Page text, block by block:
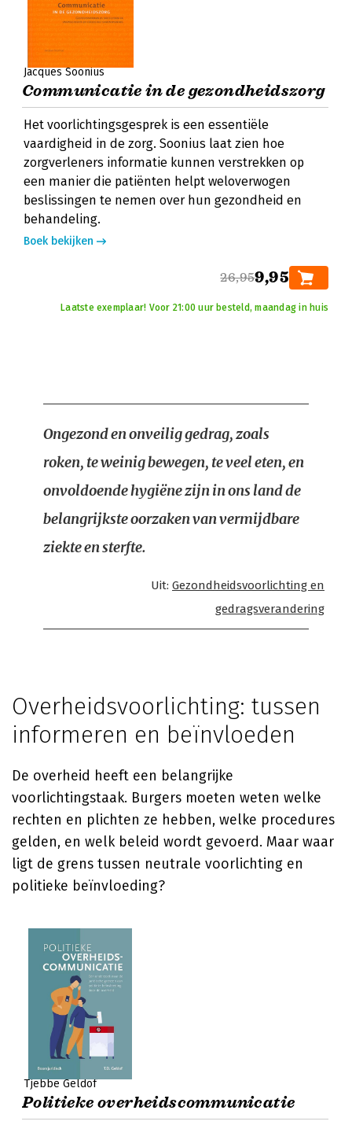
Jacques Soonius
Communicatie in de gezondheidszorg
Het voorlichtingsgesprek is een essentiële
vaardigheid in de zorg. Soonius laat zien hoe
zorgverleners informatie kunnen verstrekken op
een manier die patiënten helpt weloverwogen
beslissingen te nemen over hun gezondheid en
behandeling.
Boek bekijken
26,959,95
Laatste exemplaar! Voor 21:00 uur besteld, maandag in huis
Ongezond en onveilig gedrag, zoals
roken, te weinig bewegen, te veel eten, en
onvoldoende hygiëne zijn in ons land de
belangrijkste oorzaken van vermijdbare
ziekte en sterfte.
Uit: Gezondheidsvoorlichting en
gedragsverandering
Overheidsvoorlichting: tussen
informeren en beïnvloeden
De overheid heeft een belangrijke
voorlichtingstaak. Burgers moeten weten welke
rechten en plichten ze hebben, welke procedures
gelden, en welk beleid wordt gevoerd. Maar waar
ligt de grens tussen neutrale voorlichting en
politieke beïnvloeding?
Tjebbe Geldof
Politieke overheidscommunicatie